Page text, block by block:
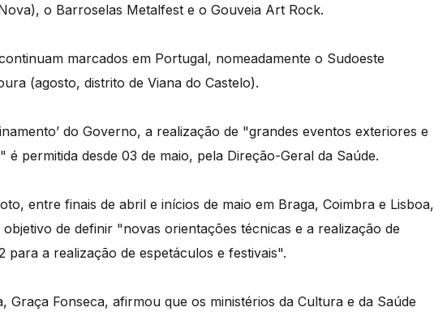
o Barroselas Metalfest e o Gouveia Art Rock.
marcados em Portugal, nomeadamente o Sudoeste
(agosto, distrito de Viana do Castelo).
do Governo, a realização de "grandes eventos exteriores e
permitida desde 03 de maio, pela Direção-Geral da Saúde.
entre finais de abril e inícios de maio em Braga, Coimbra e Lisboa,
de definir "novas orientações técnicas e a realização de
para a realização de espetáculos e festivais".
Graça Fonseca, afirmou que os ministérios da Cultura e da Saúde